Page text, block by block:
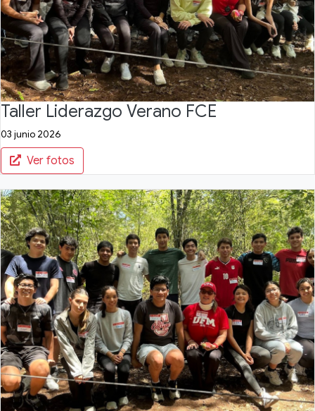
Taller Liderazgo Verano FCE
03 junio 2026
Ver fotos